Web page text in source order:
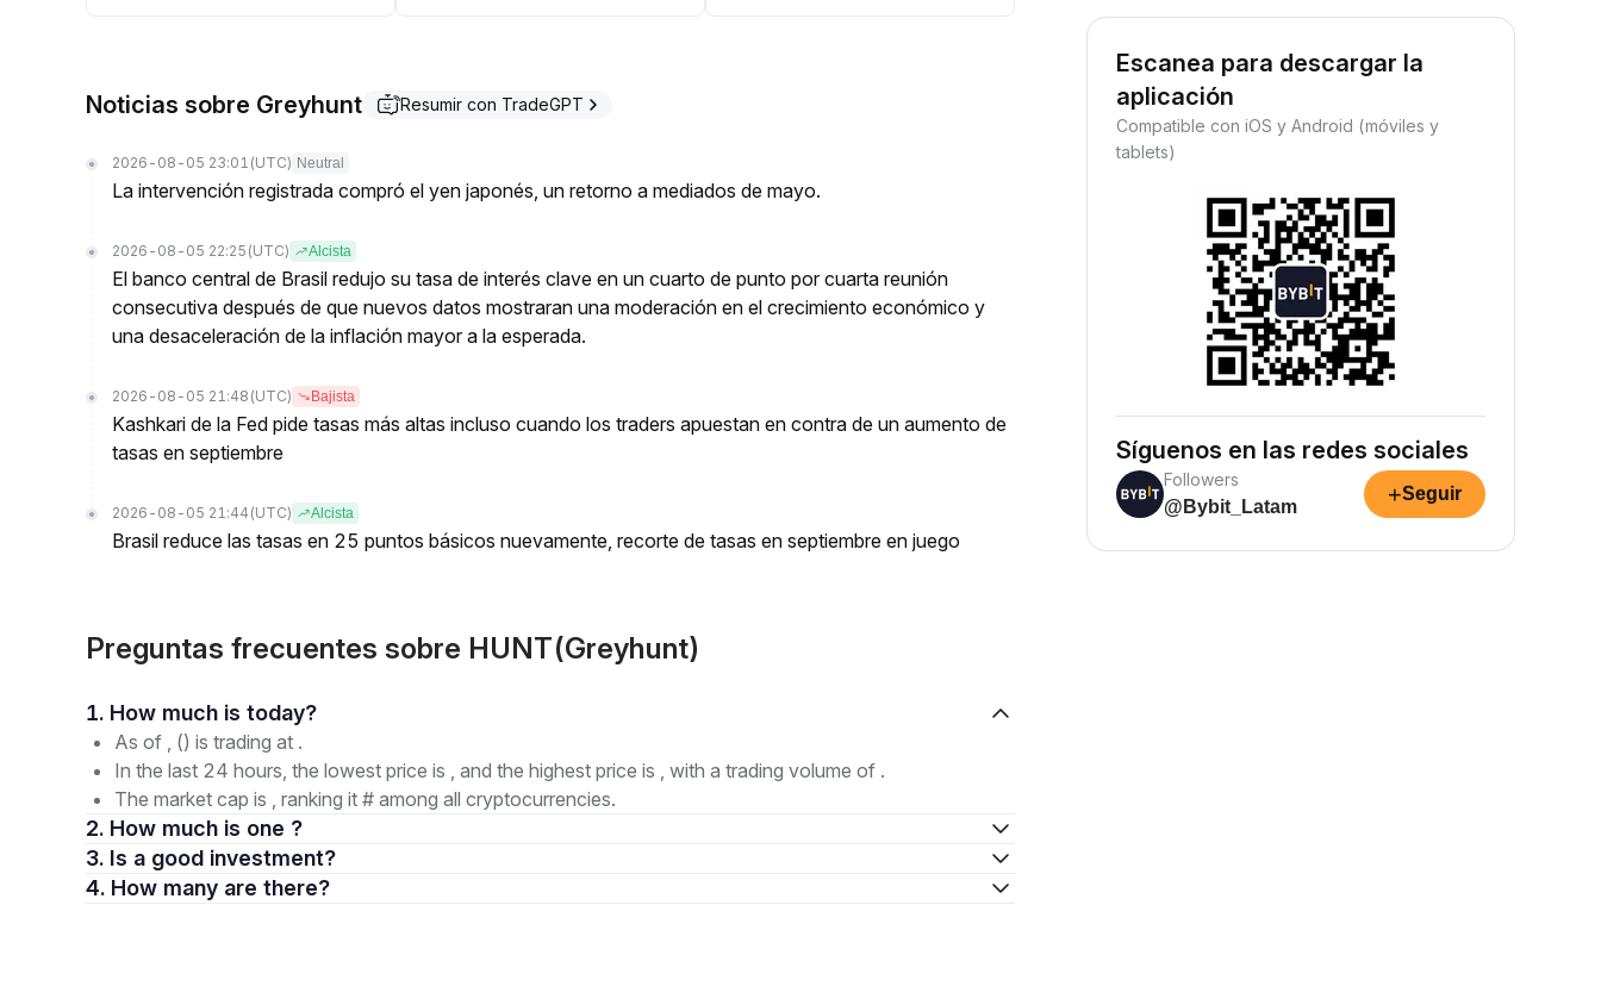
Noticias sobre Greyhunt Resumir con TradeGPT
2026-08-05 23:01 (UTC) Neutral
La intervención registrada compró el yen japonés, un retorno a mediados de mayo.
2026-08-05 22:25 (UTC) Alcista
El banco central de Brasil redujo su tasa de interés clave en un cuarto de punto por cuarta reunión
consecutiva después de que nuevos datos mostraran una moderación en el crecimiento económico y
una desaceleración de la inflación mayor a la esperada.
2026-08-05 21:48 (UTC) Bajista
Kashkari de la Fed pide tasas más altas incluso cuando los traders apuestan en contra de un aumento de
tasas en septiembre
2026-08-05 21:44 (UTC) Alcista
Brasil reduce las tasas en 25 puntos básicos nuevamente, recorte de tasas en septiembre en juego
Preguntas frecuentes sobre HUNT(Greyhunt)
1. How much is today?
As of , () is trading at .
In the last 24 hours, the lowest price is , and the highest price is , with a trading volume of .
The market cap is , ranking it # among all cryptocurrencies.
2. How much is one ?
3. Is a good investment?
4. How many are there?
Escanea para descargar la
aplicación
Compatible con iOS y Android (móviles y
tablets)
Síguenos en las redes sociales
Followers
@Bybit_Latam
+Seguir